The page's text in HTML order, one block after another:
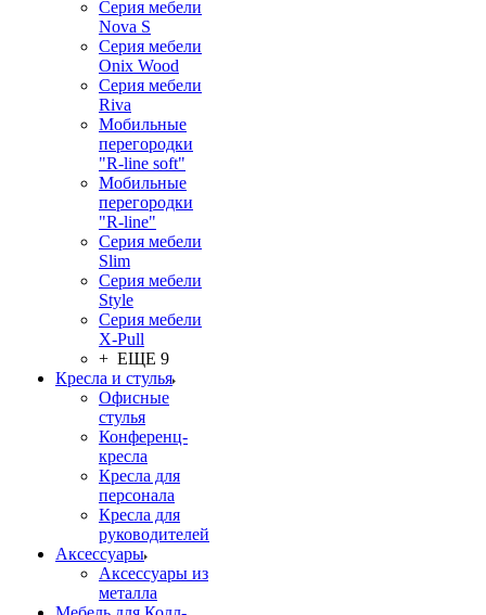
Серия мебели
Nova S
Серия мебели
Onix Wood
Серия мебели
Riva
Мобильные
перегородки
"R-line soft"
Мобильные
перегородки
"R-line"
Серия мебели
Slim
Серия мебели
Style
Серия мебели
X-Pull
+ ЕЩЕ 9
Кресла и стулья
Офисные
стулья
Конференц-
кресла
Кресла для
персонала
Кресла для
руководителей
Аксессуары
Аксессуары из
металла